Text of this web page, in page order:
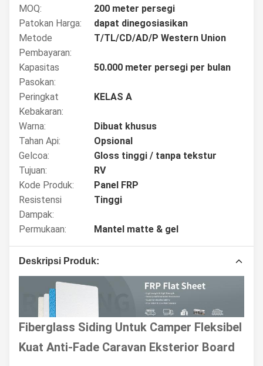
MOQ:
200 meter persegi
Patokan Harga:
dapat dinegosiasikan
Metode
Pembayaran:
T/TL/CD/AD/P Western Union
Kapasitas
Pasokan:
50.000 meter persegi per bulan
Peringkat
Kebakaran:
KELAS A
Warna:
Dibuat khusus
Tahan Api:
Opsional
Gelcoa:
Gloss tinggi / tanpa tekstur
Tujuan:
RV
Kode Produk:
Panel FRP
Resistensi
Dampak:
Tinggi
Permukaan: Mantel matte & gel
Deskripsi Produk:
Fiberglass Siding Untuk Camper Fleksibel
Kuat Anti-Fade Caravan Eksterior Board